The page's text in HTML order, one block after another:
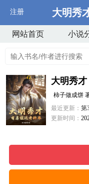
注册 大明秀
网站首页 小说
大明秀
柿子做成饼
最近更新：第
更新时间：